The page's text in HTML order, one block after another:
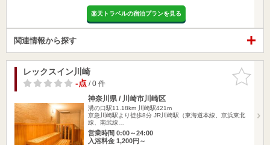
楽天トラベルの宿泊プランを見る
関連情報から探す
お気に入
りに追加
レックスイン川崎
-点/ 0 件
神奈川県 / 川崎市川崎区
溝の口駅11.18km
川崎駅421m
京急川崎駅より徒歩8分 JR川崎駅（東海道本線、京浜東北
線、南武線…
営業時間 0:00～24:00
入浴料金 1,200円～